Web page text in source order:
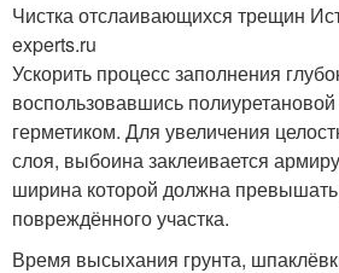
Чистка отслаивающихся трещин
experts.ru
Ускорить процесс заполнения
воспользовавшись
герметиком. Для увеличения
слоя, выбоина заклеивается
ширина которой должна
повреждённого участка.
Время высыхания грунта,